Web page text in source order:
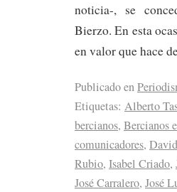
noticia-, se
Bierzo. En esta
en valor que hace
Publicado en
Etiquetas: Alberto
bercianos, Bercianos
comunicadores,
Rubio, Isabel Criado,
José Carralero, José